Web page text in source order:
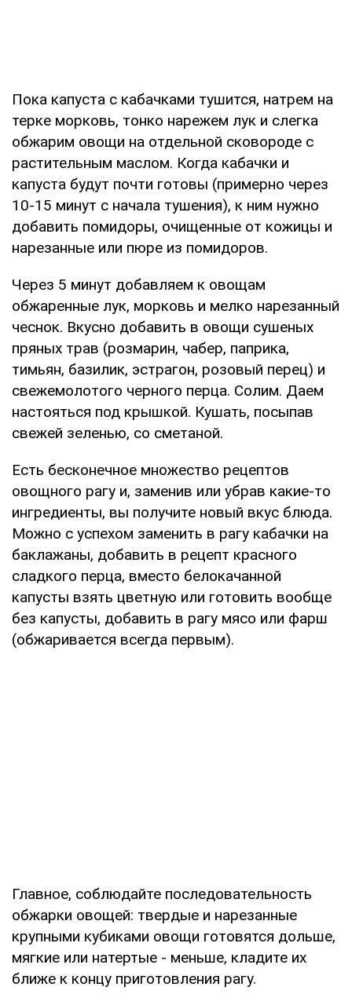
Пока капуста с кабачками тушится, натрем на
терке морковь, тонко нарежем лук и слегка
обжарим овощи на отдельной сковороде с
растительным маслом. Когда кабачки и
капуста будут почти готовы (примерно через
10-15 минут с начала тушения), к ним нужно
добавить помидоры, очищенные от кожицы и
нарезанные или пюре из помидоров.
Через 5 минут добавляем к овощам
обжаренные лук, морковь и мелко нарезанный
чеснок. Вкусно добавить в овощи сушеных
пряных трав (розмарин, чабер, паприка,
тимьян, базилик, эстрагон, розовый перец) и
свежемолотого черного перца. Солим. Даем
настояться под крышкой. Кушать, посыпав
свежей зеленью, со сметаной.
Есть бесконечное множество рецептов
овощного рагу и, заменив или убрав какие-то
ингредиенты, вы получите новый вкус блюда.
Можно с успехом заменить в рагу кабачки на
баклажаны, добавить в рецепт красного
сладкого перца, вместо белокачанной
капусты взять цветную или готовить вообще
без капусты, добавить в рагу мясо или фарш
(обжаривается всегда первым).
Главное, соблюдайте последовательность
обжарки овощей: твердые и нарезанные
крупными кубиками овощи готовятся дольше,
мягкие или натертые - меньше, кладите их
ближе к концу приготовления рагу.